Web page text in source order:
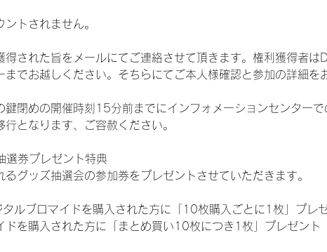
トされません。
得された旨をメールにてご連絡させて頂きます。権利獲得者は
までお越しください。そちらにてご本人様確認と参加の詳細を
鍵閉めの開催時刻15分前までにインフォメーションセンター
となります、ご容赦ください。
券プレゼント特典
グッズ抽選会の参加券をプレゼントさせていただきます。
ルブロマイドを購入された方に「10枚購入ごとに1枚」プレ
を購入された方に「まとめ買い10枚につき1枚」プレゼント